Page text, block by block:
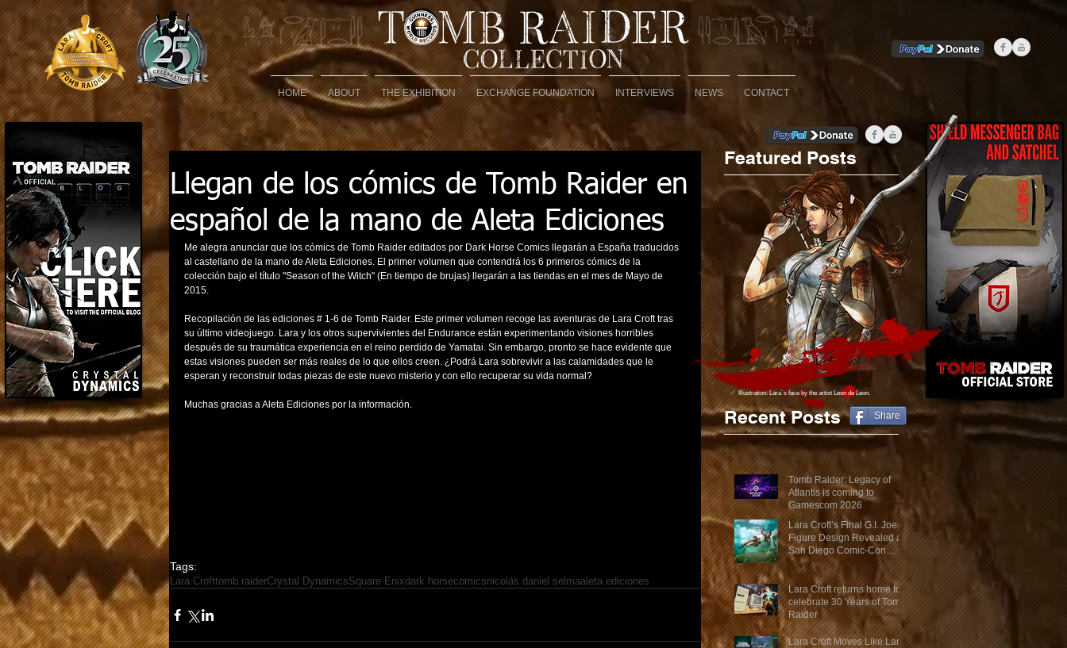
HOME ABOUT THE EXHIBITION EXCHANGE FOUNDATION INTERVIEWS NEWS CONTACT
Llegan de los cómics de Tomb Raider en
español de la mano de Aleta Ediciones
Me alegra anunciar que los cómics de Tomb Raider editados por Dark Horse Comics llegarán a España traducidos
al castellano de la mano de Aleta Ediciones. El primer volumen que contendrá los 6 primeros cómics de la
colección bajo el título "Season of the Witch" (En tiempo de brujas) llegarán a las tiendas en el mes de Mayo de
2015.
Recopilación de las ediciones # 1-6 de Tomb Raider. Este primer volumen recoge las aventuras de Lara Croft tras
su último videojuego. Lara y los otros supervivientes del Endurance están experimentando visiones horribles
después de su traumática experiencia en el reino perdido de Yamatai. Sin embargo, pronto se hace evidente que
estas visiones pueden ser más reales de lo que ellos creen. ¿Podrá Lara sobrevivir a las calamidades que le
esperan y reconstruir todas piezas de este nuevo misterio y con ello recuperar su vida normal?
Muchas gracias a Aleta Ediciones por la información.
Tags:
Lara Crofttomb raiderCrystal DynamicsSquare Enixdark horsecomicsnicolás daniel selmaaleta ediciones
Featured Posts
Recent Posts
Tomb Raider: Legacy of
Atlantis is coming to
Gamescom 2026
Lara Croft’s Final G.I. Joe
Figure Design Revealed at
San Diego Comic-Con
2026
Lara Croft returns home to
celebrate 30 Years of Tomb
Raider
Lara Croft Moves Like Lara
Share
Illustration: Lara´s faceby the artist Leon de Leon.